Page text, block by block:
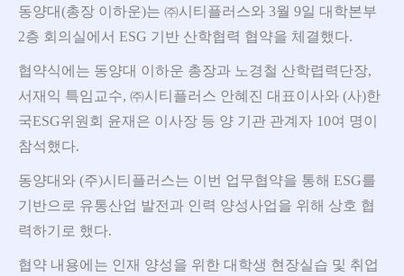
동양대(총장 이하운)는 ㈜시티플러스와 3월 9일 대학본부
2층 회의실에서 ESG 기반 산학협력 협약을 체결했다.
협약식에는 동양대 이하운 총장과 노경철 산학렵력단장,
서재익 특임교수, ㈜시티플러스 안혜진 대표이사와 (사)한
국ESG위원회 윤재은 이사장 등 양 기관 관계자 10여 명이
참석했다.
동양대와 (주)시티플러스는 이번 업무협약을 통해 ESG를
기반으로 유통산업 발전과 인력 양성사업을 위해 상호 협
력하기로 했다.
협약 내용에는 인재 양성을 위한 대학생 현장실습 및 취업